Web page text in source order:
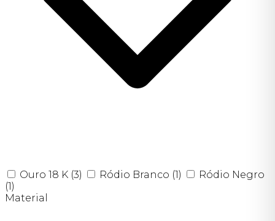
Ouro 18 K (3) Ródio Branco (1)
Ródio Negro
(1)
Material